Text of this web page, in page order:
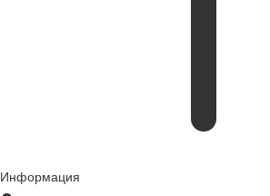
Информация